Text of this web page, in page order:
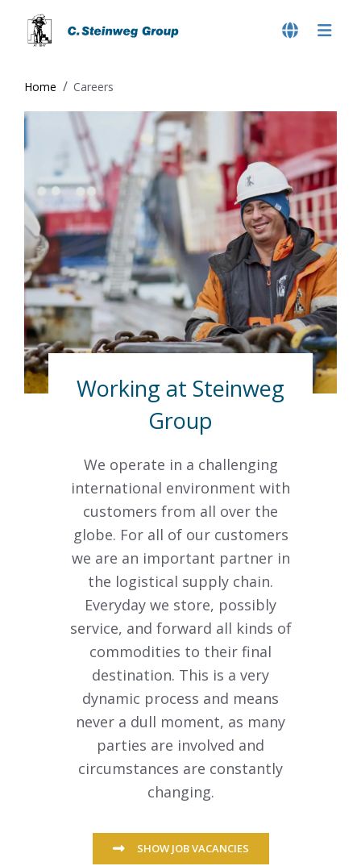
Home Careers
Working at Steinweg
Group
We operate in a challenging
international environment with
customers from all over the
globe. For all of our customers
we are an important partner in
the logistical supply chain.
Everyday we store, possibly
service, and forward all kinds of
commodities to their final
destination. This is a very
dynamic process and means
never a dull moment, as many
parties are involved and
circumstances are constantly
changing.
SHOW JOB VACANCIES